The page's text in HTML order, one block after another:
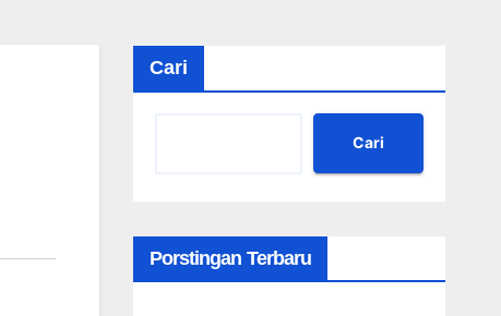
Cari
Cari
Porstingan Terbaru